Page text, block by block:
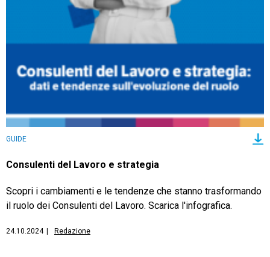
TeamSystem Corporate
GUIDE
Consulenti del Lavoro e strategia
Scopri i cambiamenti e le tendenze che stanno trasformando
il ruolo dei Consulenti del Lavoro. Scarica l'infografica.
24.10.2024 | Redazione